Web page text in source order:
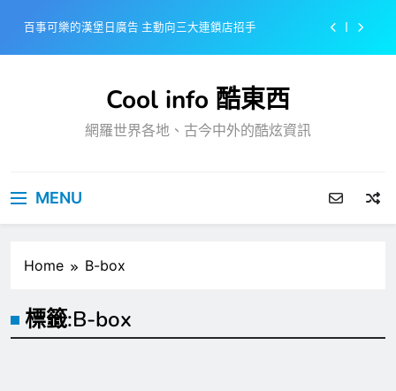
content
百事可樂的漢堡日廣告 主動向三大連鎖店招手
戴著金牌的醬油瓶 市佔率第一的龜甲萬廣告
感動落淚也笑到流淚的斷髮式
Cool info 酷東西
網羅世界各地、古今中外的酷炫資訊
MENU
Home B-box
標籤:B-box